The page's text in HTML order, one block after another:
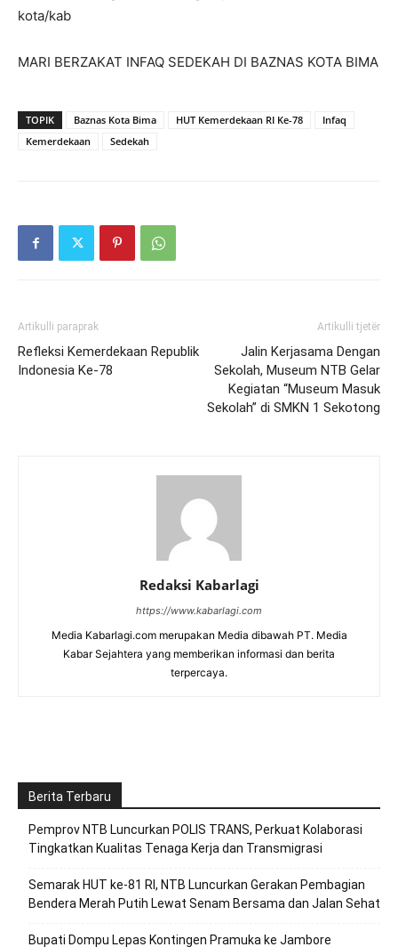
kota/kab
MARI BERZAKAT INFAQ SEDEKAH DI BAZNAS KOTA BIMA
TOPIK Baznas Kota Bima HUT Kemerdekaan RI Ke-78
Infaq
Kemerdekaan
Sedekah
Artikulli paraprak
Refleksi Kemerdekaan Republik
Indonesia Ke-78
Artikulli tjetër
Jalin Kerjasama Dengan
Sekolah, Museum NTB Gelar
Kegiatan “Museum Masuk
Sekolah” di SMKN 1 Sekotong
Redaksi Kabarlagi
https://www.kabarlagi.com
Media Kabarlagi.com merupakan Media dibawah PT. Media
Kabar Sejahtera yang memberikan informasi dan berita
terpercaya.
Berita Terbaru
Pemprov NTB Luncurkan POLIS TRANS, Perkuat Kolaborasi
Tingkatkan Kualitas Tenaga Kerja dan Transmigrasi
Semarak HUT ke-81 RI, NTB Luncurkan Gerakan Pembagian
Bendera Merah Putih Lewat Senam Bersama dan Jalan Sehat
Bupati Dompu Lepas Kontingen Pramuka ke Jambore